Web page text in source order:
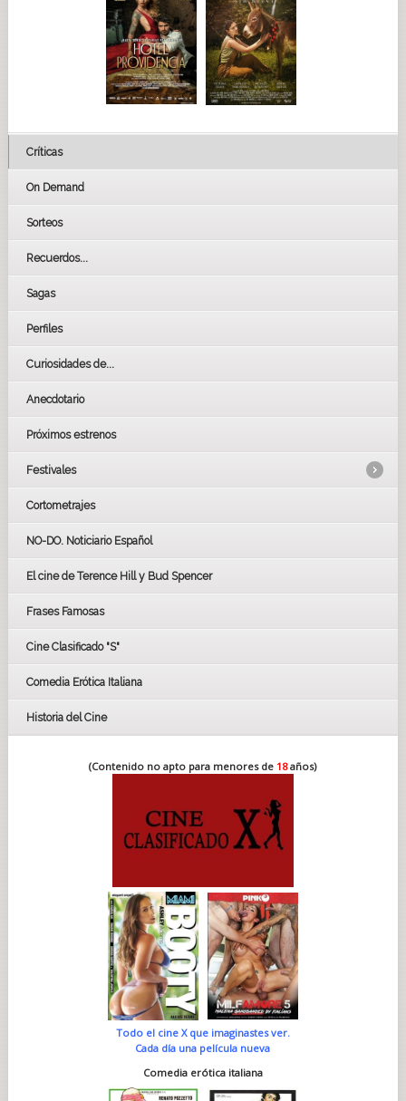
Críticas
On Demand
Sorteos
Recuerdos...
Sagas
Perfiles
Curiosidades de...
Anecdotario
Próximos estrenos
Festivales
LOS OSCARS
GOYAS
BAFTA
Cortometrajes
NO-DO. Noticiario Español
El cine de Terence Hill y Bud Spencer
Frases Famosas
Cine Clasificado "S"
Comedia Erótica Italiana
Historia del Cine
(Contenido no apto para menores de 18años)
Todo el cine X que imaginastes ver.
Cada día una película nueva
Comedia erótica italiana